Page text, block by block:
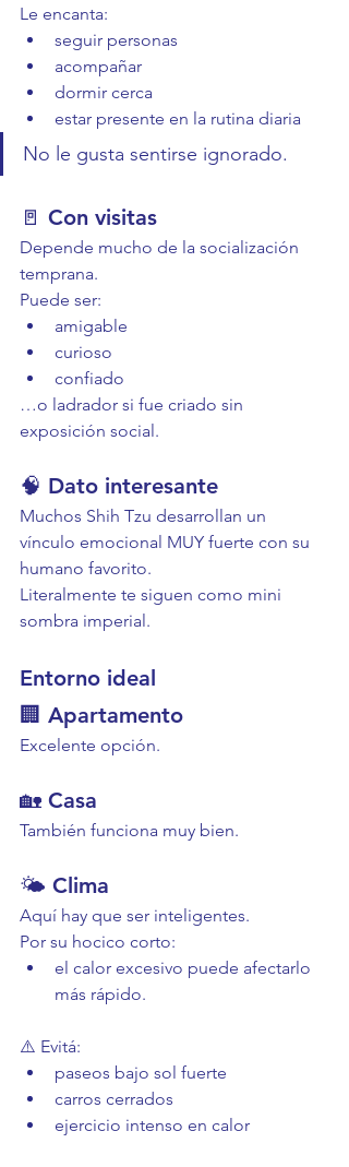
Le encanta:
seguir personas
acompañar
dormir cerca
estar presente en la rutina diaria
No le gusta sentirse ignorado.
🚪 Con visitas
Depende mucho de la socialización
temprana.
Puede ser:
amigable
curioso
confiado
…o ladrador si fue criado sin
exposición social.
🧠 Dato interesante
Muchos Shih Tzu desarrollan un
vínculo emocional MUY fuerte con su
humano favorito.
Literalmente te siguen como mini
sombra imperial.
Entorno ideal
🏢 Apartamento
Excelente opción.
🏡 Casa
También funciona muy bien.
🌤️ Clima
Aquí hay que ser inteligentes.
Por su hocico corto:
el calor excesivo puede afectarlo
más rápido.
⚠️ Evitá:
paseos bajo sol fuerte
carros cerrados
ejercicio intenso en calor